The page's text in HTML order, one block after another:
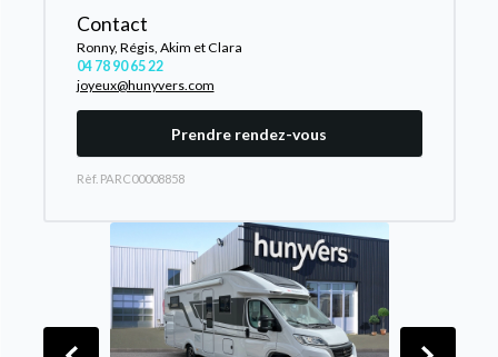
Contact
Ronny, Régis, Akim et Clara
04 78 90 65 22
joyeux@hunyvers.com
Prendre rendez-vous
Rèf. PARC00008858